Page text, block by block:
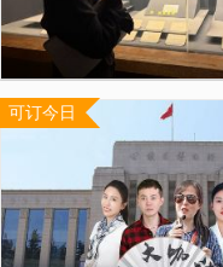
可订今日